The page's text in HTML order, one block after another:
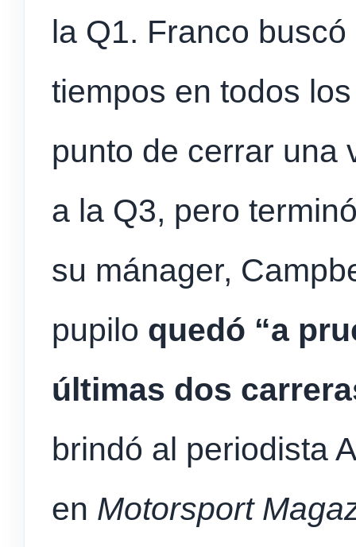
la Q1. Franco
tiempos en todos
punto de cerrar una
a la Q3, pero
su mánager,
pupilo quedó “a
últimas dos
brindó al periodista
en Motorsport